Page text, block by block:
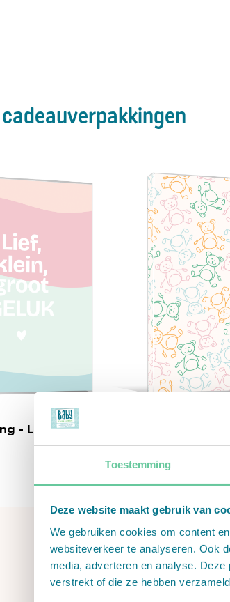
Toestemming
Deze website maakt gebruik van
We gebruiken cookies om content
websiteverkeer te analyseren. Ook
media, adverteren en analyse.
verstrekt of die ze hebben
- Lief, klein,